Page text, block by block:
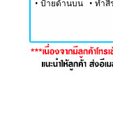
• ป้ายด้านบน ​• ทำสี